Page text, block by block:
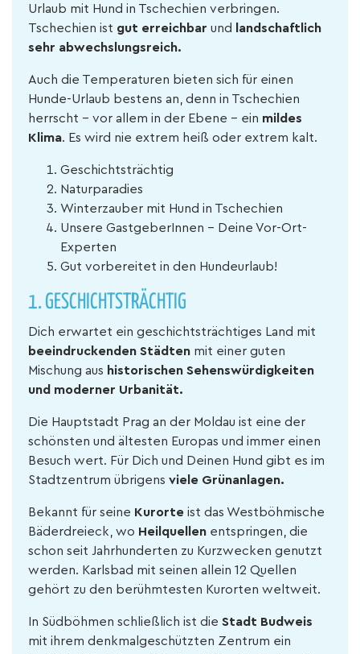
Urlaub mit Hund in Tschechien verbringen.
Tschechien ist gut erreichbar und
landschaftlich
sehr abwechslungsreich.
Auch die Temperaturen bieten sich für einen
Hunde-Urlaub bestens an, denn in Tschechien
herrscht - vor allem in der Ebene - ein mildes
Klima. Es wird nie extrem heiß oder extrem kalt.
Geschichtsträchtig
Naturparadies
Winterzauber mit Hund in Tschechien
Unsere GastgeberInnen - Deine Vor-Ort-
Experten
Gut vorbereitet in den Hundeurlaub!
1. GESCHICHTSTRÄCHTIG
Dich erwartet ein geschichtsträchtiges Land mit
beeindruckenden Städten mit einer guten
Mischung aus historischen Sehenswürdigkeiten
und moderner Urbanität.
Die Hauptstadt Prag an der Moldau ist eine der
schönsten und ältesten Europas und immer einen
Besuch wert. Für Dich und Deinen Hund gibt es im
Stadtzentrum übrigens viele Grünanlagen.
Bekannt für seine Kurorte ist das Westböhmische
Bäderdreieck, wo Heilquellen entspringen, die
schon seit Jahrhunderten zu Kurzwecken genutzt
werden. Karlsbad mit seinen allein 12 Quellen
gehört zu den berühmtesten Kurorten weltweit.
In Südböhmen schließlich ist die Stadt Budweis
mit ihrem denkmalgeschützten Zentrum ein